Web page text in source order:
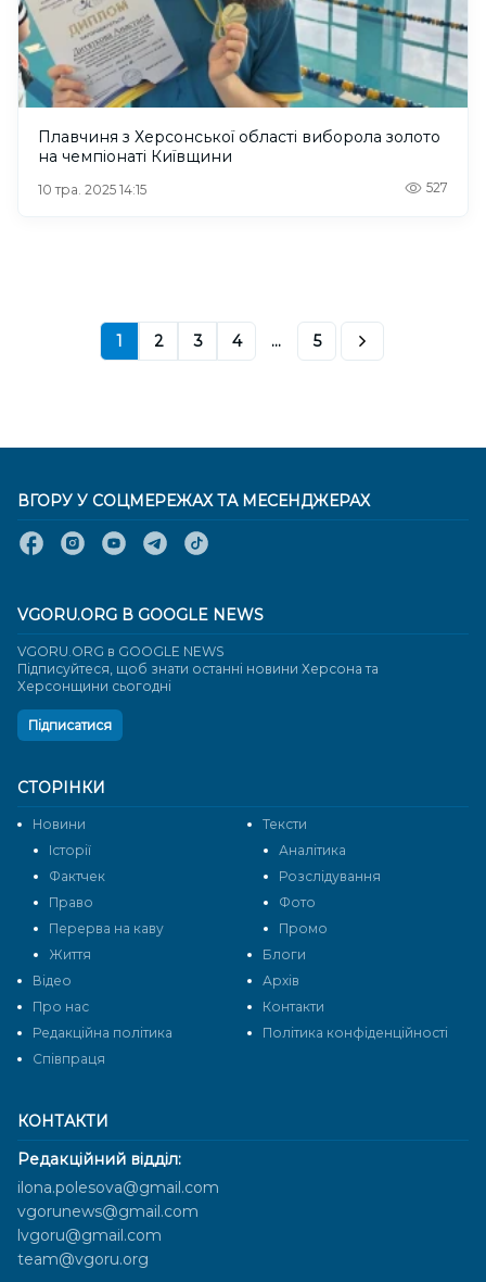
Плавчиня з Херсонської області виборола золото
на чемпіонаті Київщини
10 тра. 2025 14:15 527
1 2 3 4 ... 5
КОНТАКТИ
Редакційний відділ:
ilona.polesova@gmail.com
vgorunews@gmail.com
lvgoru@gmail.com
team@vgoru.org
СТОРІНКИ
Новини
Тексти
Історії
Аналітика
Фактчек
Розслідування
Право
Фото
Перерва на каву
Промо
Життя
Блоги
Відео
Архів
Про нас
Контакти
Редакційна політика
Політика конфіденційності
Cпівпраця
ВГОРУ У СОЦМЕРЕЖАХ ТА МЕСЕНДЖЕРАХ
VGORU.ORG В GOOGLE NEWS
VGORU.ORG в GOOGLE NEWS
Підписуйтеся, щоб знати останні новини Херсона та
Херсонщини сьогодні
Підписатися